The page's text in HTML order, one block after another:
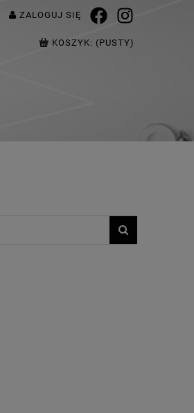
ZALOGUJ SIĘ
KOSZYK: (PUSTY)